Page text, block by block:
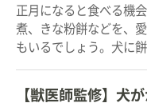
正月になると食べる機
煮、きな粉餅などを、
もいるでしょう。犬に餅
【獣医師監修】犬